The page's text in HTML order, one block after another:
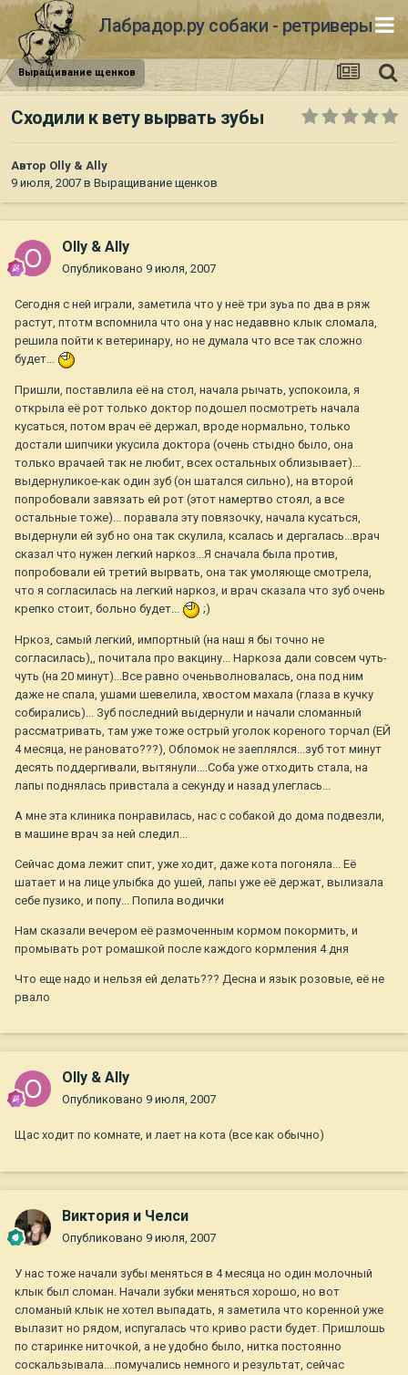
Лабрадор.ру собаки - ретриверы
Выращивание щенков
Сходили к вету вырвать зубы
Автор Olly & Ally
9 июля, 2007 в Выращивание щенков
Olly & Ally
Опубликовано 9 июля, 2007
Сегодня с ней играли, заметила что у неё три зуьа по два в ряж
растут, птотм вспомнила что она у нас недаввно клык сломала,
решила пойти к ветеринару, но не думала что все так сложно
будет...
Пришли, поставлила её на стол, начала рычать, успокоила, я
открыла её рот только доктор подошел посмотреть начала
кусаться, потом врач её держал, вроде нормально, только
достали шипчики укусила доктора (очень стыдно было, она
только врачаей так не любит, всех остальных облизывает)...
выдернуликое-как один зуб (он шатался сильно), на второй
попробовали завязать ей рот (этот намертво стоял, а все
остальные тоже)... поравала эту повязочку, начала кусаться,
выдернули ей зуб но она так скулила, ксалась и дергалась...врач
сказал что нужен легкий наркоз...Я сначала была против,
попробовали ей третий вырвать, она так умоляюще смотрела,
что я согласилась на легкий наркоз, и врач сказала что зуб очень
крепко стоит, больно будет...
;)
Нркоз, самый легкий, импортный (на наш я бы точно не
согласилась),, почитала про вакцину... Наркоза дали совсем чуть-
чуть (на 20 минут)...Все равно оченьволновалась, она под ним
даже не спала, ушами шевелила, хвостом махала (глаза в кучку
собирались)... Зуб последний выдернули и начали сломанный
рассматривать, там уже тоже острый уголок кореного торчал (ЕЙ
4 месяца, не рановато???), Обломок не заеплялся...зуб тот минут
десять поддергивали, вытянули....Соба уже отходить стала, на
лапы поднялась привстала а секунду и назад улеглась...
А мне эта клиника понравилась, нас с собакой до дома подвезли,
в машине врач за ней следил...
Сейчас дома лежит спит, уже ходит, даже кота погоняла... Её
шатает и на лице улыбка до ушей, лапы уже её держат, вылизала
себе пузико, и попу... Попила водички
Нам сказали вечером её размоченным кормом покормить, и
промывать рот ромашкой после каждого кормления 4 дня
Что еще надо и нельзя ей делать??? Десна и язык розовые, её не
рвало
Olly & Ally
Опубликовано 9 июля, 2007
Щас ходит по комнате, и лает на кота (все как обычно)
Виктория и Челси
Опубликовано 9 июля, 2007
У нас тоже начали зубы меняться в 4 месяца но один молочный
клык был сломан. Начали зубки меняться хорошо, но вот
сломаный клык не хотел выпадать, я заметила что коренной уже
вылазит но рядом, испугалась что криво расти будет. Пришлошь
по старинке ниточкой, а не удобно было, нитка постоянно
соскальзывала....помучались немного и результат, сейчас